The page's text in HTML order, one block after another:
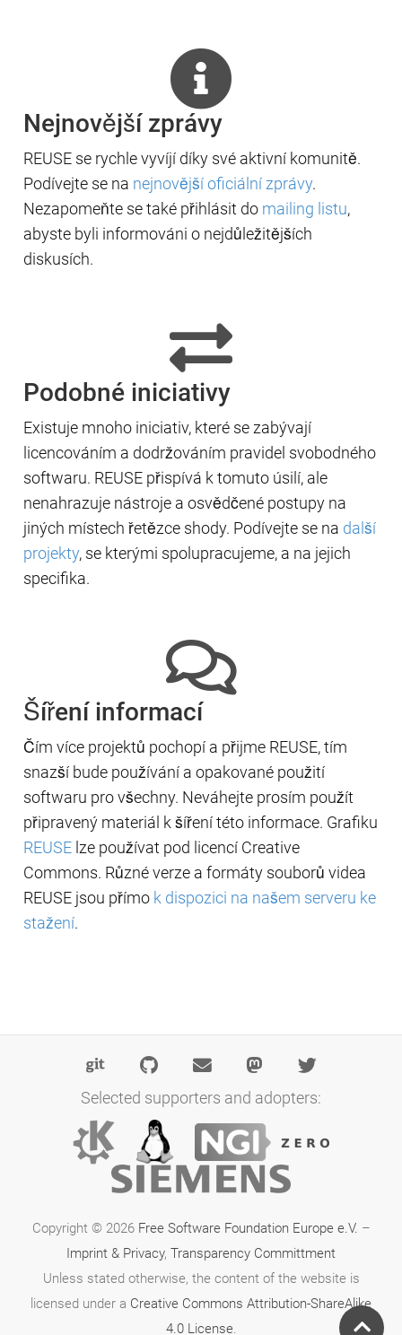
Nejnovější zprávy
REUSE se rychle vyvíjí díky své aktivní komunitě.
Podívejte se na nejnovější oficiální zprávy.
Nezapomeňte se také přihlásit do mailing listu,
abyste byli informováni o nejdůležitějších
diskusích.
Podobné iniciativy
Existuje mnoho iniciativ, které se zabývají
licencováním a dodržováním pravidel svobodného
softwaru. REUSE přispívá k tomuto úsilí, ale
nenahrazuje nástroje a osvědčené postupy na
jiných místech řetězce shody. Podívejte se na další
projekty, se kterými spolupracujeme, a na jejich
specifika.
Šíření informací
Čím více projektů pochopí a přijme REUSE, tím
snazší bude používání a opakované použití
softwaru pro všechny. Neváhejte prosím použít
připravený materiál k šíření této informace. Grafiku
REUSE lze používat pod licencí Creative
Commons. Různé verze a formáty souborů videa
REUSE jsou přímo k dispozici na našem serveru ke
stažení.
Selected supporters and adopters:
Copyright © 2026 Free Software Foundation Europe e.V. –
Imprint & Privacy, Transparency Committment
Unless stated otherwise, the content of the website is
licensed under a Creative Commons Attribution-ShareAlike
4.0 License.